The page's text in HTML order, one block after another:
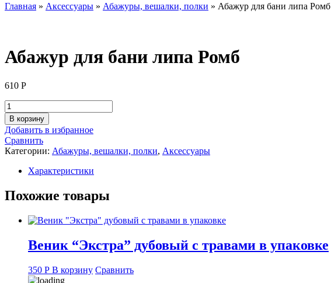
Главная » Аксессуары » Абажуры, вешалки, полки » Абажур для бани липа Ромб
Абажур для бани липа Ромб
610 Р
Количество
товара
Абажур
для
бани
липа
Ромб
В корзину
Добавить в избранное
Сравнить
Категории: Абажуры, вешалки, полки, Аксессуары
Характеристики
Похожие товары
Веник “Экстра” дубовый с травами в упаковке
350 Р В корзину Сравнить